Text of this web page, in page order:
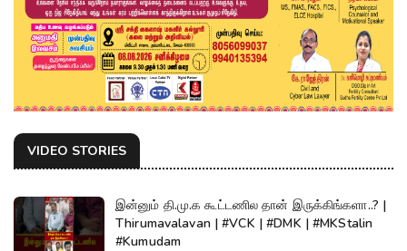
VIDEO STORIES
இன்னும் தி.மு.க கூட்டணில தான் இருக்கிங்களா..? |
Thirumavalavan | #VCK | #DMK | #MKStalin
#Kumudam